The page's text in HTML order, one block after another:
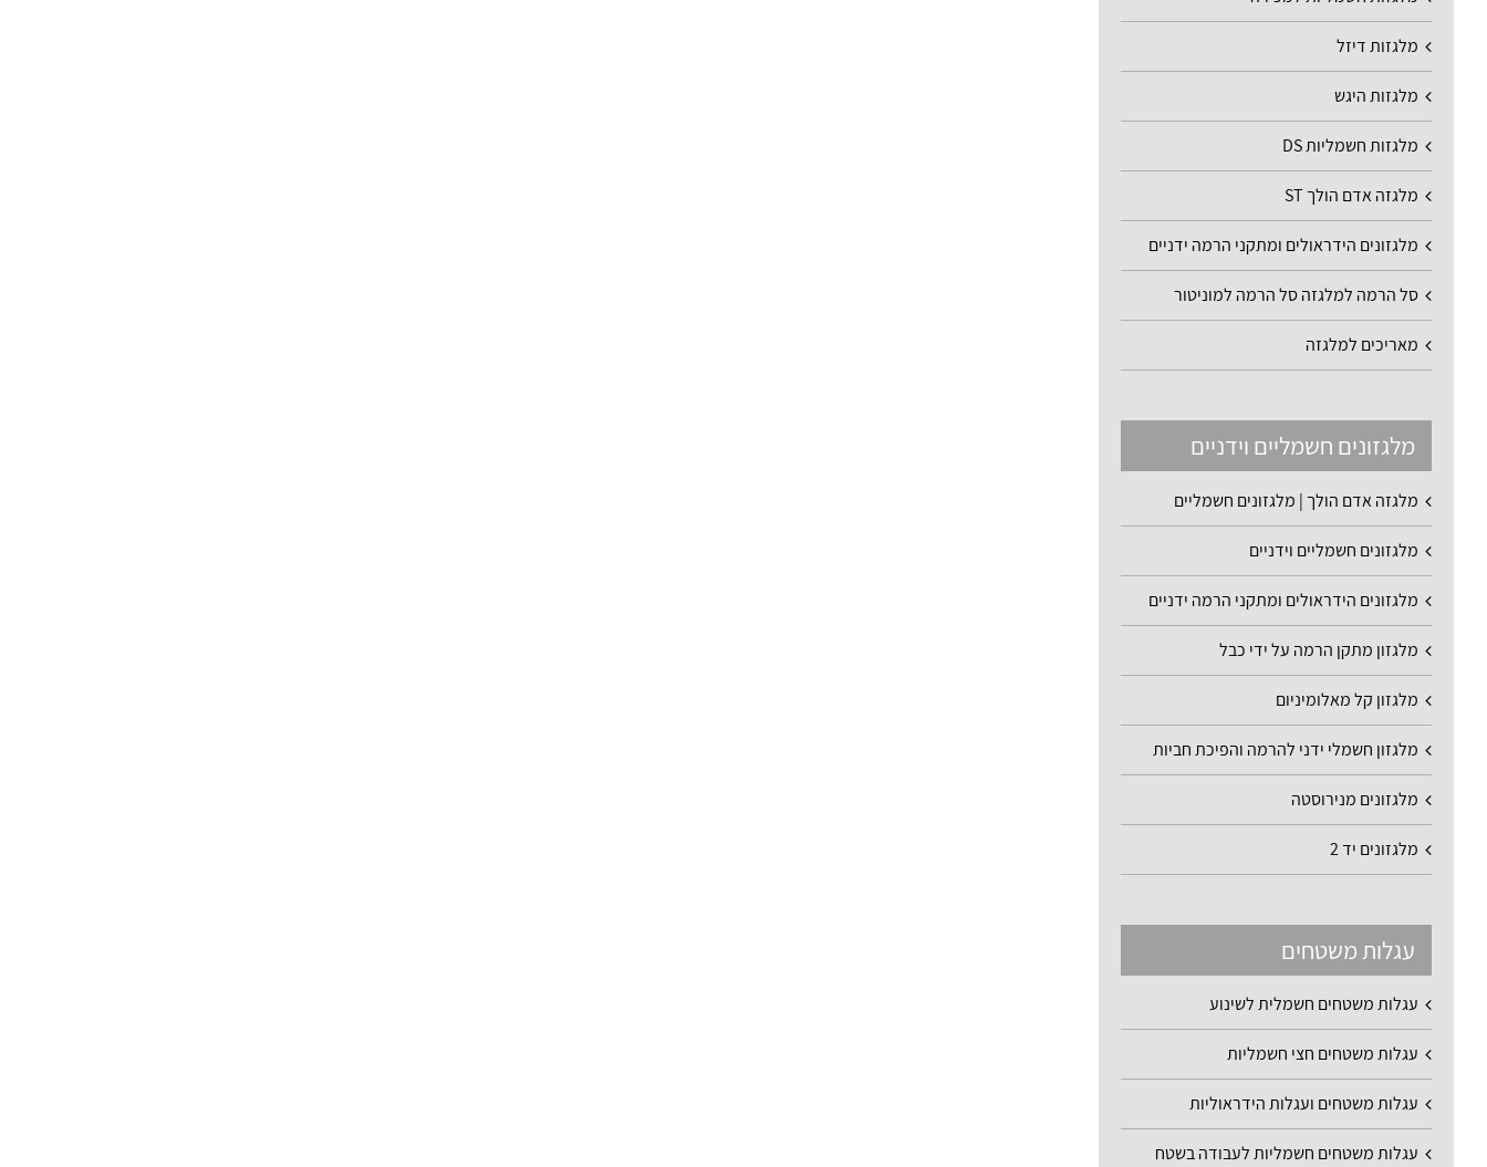
מלגזות דיזל
מלגזות היגש
מלגזות חשמליות DS
מלגזה אדם הולך ST
מלגזונים הידראולים ומתקני הרמה ידניים
סל הרמה למלגזה סל הרמה למוניטור
מאריכים למלגזה
מלגזונים חשמליים וידניים
מלגזה אדם הולך | מלגזונים חשמליים
מלגזונים חשמליים וידניים
מלגזונים הידראולים ומתקני הרמה ידניים
מלגזון מתקן הרמה על ידי כבל
מלגזון קל מאלומיניום
מלגזון חשמלי ידני להרמה והפיכת חביות
מלגזונים מנירוסטה
מלגזונים יד 2
עגלות משטחים
עגלות משטחים חשמלית לשינוע
עגלות משטחים חצי חשמליות
עגלות משטחים ועגלות הידראוליות
עגלות משטחים חשמליות לעבודה בשטח